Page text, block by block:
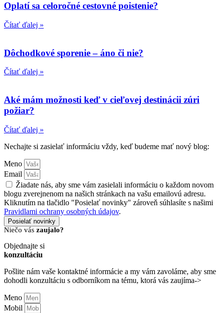
Oplatí sa celoročné cestovné poistenie?
Čítať ďalej »
Dôchodkové sporenie – áno či nie?
Čítať ďalej »
Aké mám možnosti keď v cieľovej destinácii zúri
požiar?
Čítať ďalej »
Nechajte si zasielať informáciu vždy, keď budeme mať nový blog:
Meno
Email
Žiadate nás, aby sme vám zasielali informáciu o každom novom
blogu zverejnenom na našich stránkach na vašu emailovú adresu.
Kliknutím na tlačidlo "Posielať novinky" zároveň súhlasíte s našimi
Pravidlami ochrany osobných údajov.
Posielať novinky
Niečo vás zaujalo?
Objednajte si
konzultáciu
Pošlite nám vaše kontaktné informácie a my vám zavoláme, aby sme
dohodli konzultáciu s odborníkom na tému, ktorá vás zaujíma->
Meno
Mobil